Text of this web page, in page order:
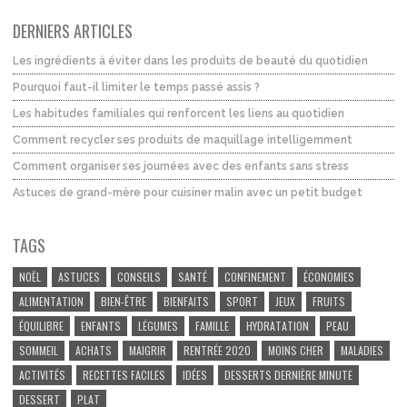
DERNIERS ARTICLES
Les ingrédients à éviter dans les produits de beauté du quotidien
Pourquoi faut-il limiter le temps passé assis ?
Les habitudes familiales qui renforcent les liens au quotidien
Comment recycler ses produits de maquillage intelligemment
Comment organiser ses journées avec des enfants sans stress
Astuces de grand-mère pour cuisiner malin avec un petit budget
TAGS
NOËL ASTUCES CONSEILS SANTÉ CONFINEMENT
ÉCONOMIES
ALIMENTATION
BIEN-ÊTRE BIENFAITS SPORT JEUX
FRUITS
ÉQUILIBRE
ENFANTS LÉGUMES FAMILLE HYDRATATION
PEAU
SOMMEIL
ACHATS MAIGRIR RENTRÉE 2020 MOINS CHER
MALADIES
ACTIVITÉS
RECETTES FACILES IDÉES
DESSERTS DERNIÈRE MINUTE
DESSERT
PLAT